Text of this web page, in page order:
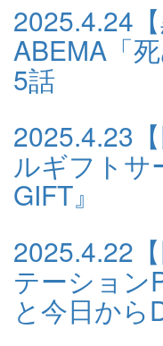
2025.4.24
ABEMA「
5話
2025.4.23
ルギフトサ
GIFT』
2025.4.22
テーション
と今日から